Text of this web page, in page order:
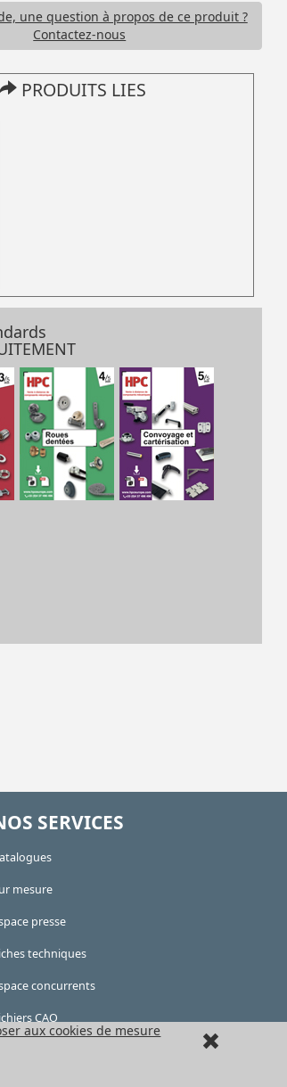
une question à propos de ce produit ?
Contactez-nous
PRODUITS LIES
SERVICES
mesure
presse
techniques
concurrents
CAO
aux cookies de mesure